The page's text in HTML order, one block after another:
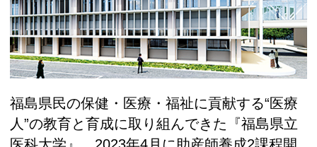
福島県民の保健・医療・福祉に貢献する“医療
人”の教育と育成に取り組んできた『福島県立
医科大学』。2023年4月に助産師養成2課程開